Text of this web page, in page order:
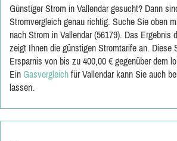
Günstiger Strom in Vallendar gesucht? Dann
Stromvergleich genau richtig. Suche Sie oben
nach Strom in Vallendar (56179). Das Ergebnis
zeigt Ihnen die günstigen Stromtarife an. Diese
Ersparnis von bis zu 400,00 € gegenüber dem
Ein Gasvergleich für Vallendar kann Sie auch
lassen.